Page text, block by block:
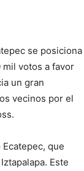
se posiciona
mil votos a favor
un gran
vecinos por el
que
Este